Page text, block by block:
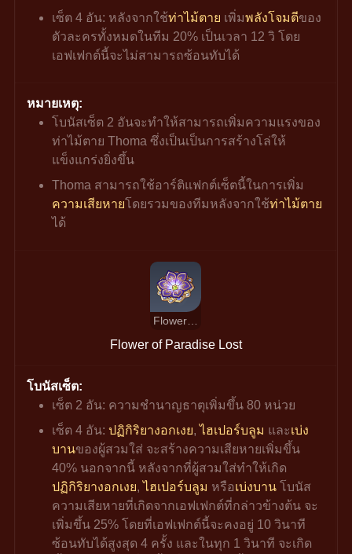
เซ็ต 4 อัน: หลังจากใช้ท่าไม้ตาย เพิ่มพลังโจมตีของ
ตัวละครทั้งหมดในทีม 20% เป็นเวลา 12 วิ โดย
เอฟเฟกต์นี้จะไม่สามารถซ้อนทับได้
หมายเหตุ:
โบนัสเซ็ต 2 อันจะทำให้สามารถเพิ่มความแรงของ
ท่าไม้ตาย Thoma ซึ่งเป็นเป็นการสร้างโล่ให้
แข็งแกร่งยิ่งขึ้น
Thoma สามารถใช้อาร์ติแฟกต์เซ็ตนี้ในการเพิ่ม
ความเสียหายโดยรวมของทีมหลังจากใช้ท่าไม้ตาย
ได้
Flower of Paradise Lost
Flower of Paradise Lost
โบนัสเซ็ต:
เซ็ต 2 อัน: ความชำนาญธาตุเพิ่มขึ้น 80 หน่วย
เซ็ต 4 อัน: ปฏิกิริยางอกเงย, ไฮเปอร์บลูม และเบ่ง
บานของผู้สวมใส่ จะสร้างความเสียหายเพิ่มขึ้น
40% นอกจากนี้ หลังจากที่ผู้สวมใส่ทำให้เกิด
ปฏิกิริยางอกเงย, ไฮเปอร์บลูม หรือเบ่งบาน โบนัส
ความเสียหายที่เกิดจากเอฟเฟกต์ที่กล่าวข้างต้น จะ
เพิ่มขึ้น 25% โดยที่เอฟเฟกต์นี้จะคงอยู่ 10 วินาที
ซ้อนทับได้สูงสุด 4 ครั้ง และในทุก 1 วินาที จะเกิด